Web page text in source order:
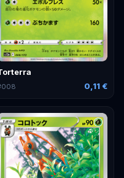
008 0,11 €